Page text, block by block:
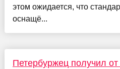
этом ожидается, что
оснащё...
Петербуржец получил